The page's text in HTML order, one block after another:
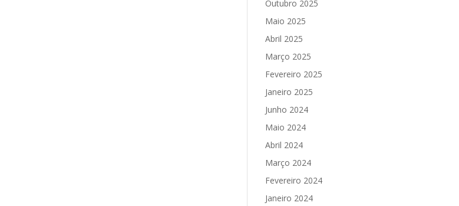
Outubro 2025
Maio 2025
Abril 2025
Março 2025
Fevereiro 2025
Janeiro 2025
Junho 2024
Maio 2024
Abril 2024
Março 2024
Fevereiro 2024
Janeiro 2024